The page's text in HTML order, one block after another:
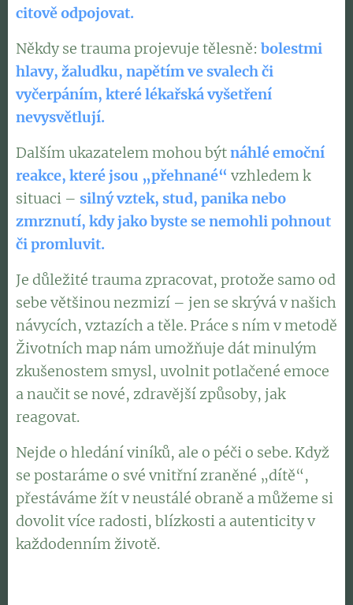
citově odpojovat.
Někdy se trauma projevuje tělesně: bolestmi
hlavy, žaludku, napětím ve svalech či
vyčerpáním, které lékařská vyšetření
nevysvětlují.
Dalším ukazatelem mohou býtnáhlé emoční
reakce, které jsou „přehnané“ vzhledem k
situaci – silný vztek, stud, panika nebo
zmrznutí, kdy jako byste se nemohli pohnout
či promluvit.
Je důležité trauma zpracovat, protože samo od
sebe většinou nezmizí – jen se skrývá v našich
návycích, vztazích a těle. Práce s ním v metodě
Životních map nám umožňuje dát minulým
zkušenostem smysl, uvolnit potlačené emoce
a naučit se nové, zdravější způsoby, jak
reagovat.
Nejde o hledání viníků, ale o péči o sebe. Když
se postaráme o své vnitřní zraněné „dítě“,
přestáváme žít v neustálé obraně a můžeme si
dovolit více radosti, blízkosti a autenticity v
každodenním životě.